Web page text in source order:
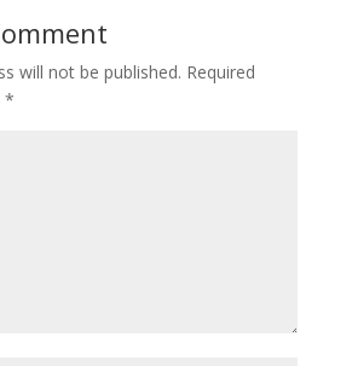
will not be published. Required
*